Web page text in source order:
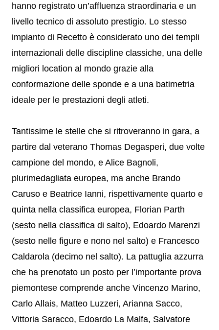
hanno registrato un’affluenza straordinaria e un
livello tecnico di assoluto prestigio. Lo stesso
impianto di Recetto è considerato uno dei templi
internazionali delle discipline classiche, una delle
migliori location al mondo grazie alla
conformazione delle sponde e a una batimetria
ideale per le prestazioni degli atleti.
Tantissime le stelle che si ritroveranno in gara, a
partire dal veterano Thomas Degasperi, due volte
campione del mondo, e Alice Bagnoli,
plurimedagliata europea, ma anche Brando
Caruso e Beatrice Ianni, rispettivamente quarto e
quinta nella classifica europea, Florian Parth
(sesto nella classifica di salto), Edoardo Marenzi
(sesto nelle figure e nono nel salto) e Francesco
Caldarola (decimo nel salto). La pattuglia azzurra
che ha prenotato un posto per l’importante prova
piemontese comprende anche Vincenzo Marino,
Carlo Allais, Matteo Luzzeri, Arianna Sacco,
Vittoria Saracco, Edoardo La Malfa, Salvatore